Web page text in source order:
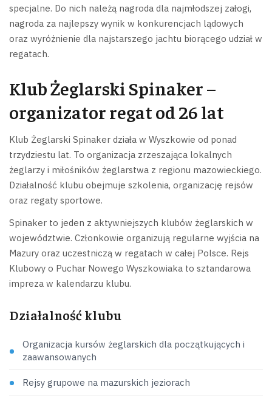
specjalne. Do nich należą nagroda dla najmłodszej załogi,
nagroda za najlepszy wynik w konkurencjach lądowych
oraz wyróżnienie dla najstarszego jachtu biorącego udział w
regatach.
Klub Żeglarski Spinaker –
organizator regat od 26 lat
Klub Żeglarski Spinaker działa w Wyszkowie od ponad
trzydziestu lat. To organizacja zrzeszająca lokalnych
żeglarzy i miłośników żeglarstwa z regionu mazowieckiego.
Działalność klubu obejmuje szkolenia, organizację rejsów
oraz regaty sportowe.
Spinaker to jeden z aktywniejszych klubów żeglarskich w
województwie. Członkowie organizują regularne wyjścia na
Mazury oraz uczestniczą w regatach w całej Polsce. Rejs
Klubowy o Puchar Nowego Wyszkowiaka to sztandarowa
impreza w kalendarzu klubu.
Działalność klubu
Organizacja kursów żeglarskich dla początkujących i
zaawansowanych
Rejsy grupowe na mazurskich jeziorach